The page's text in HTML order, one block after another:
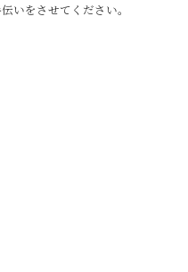
いをさせてください。